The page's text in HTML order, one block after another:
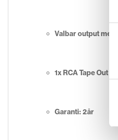
Valbar output
1x RCA Tape Out
Garanti: 2år